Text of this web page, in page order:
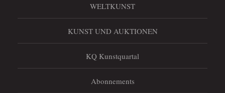
WELTKUNST
KUNST UND AUKTIONEN
KQ Kunstquartal
Abonnements